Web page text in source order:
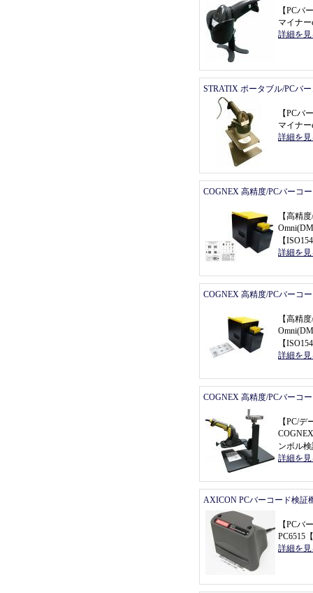
【PCバ
マイナー
詳細を
STRATIX ポータブル/PCバ
【PCバ
マイナー
詳細を
COGNEX 高精度/PCバーコ
【高精
【
詳細を
COGNEX 高精度/PCバーコ
【高精
【
詳細を
COGNEX 高精度/PCバーコ
【PC/デ
ンボル
詳細を
AXICON PCバーコード検証
【PCバ
PC6515 【
詳細を